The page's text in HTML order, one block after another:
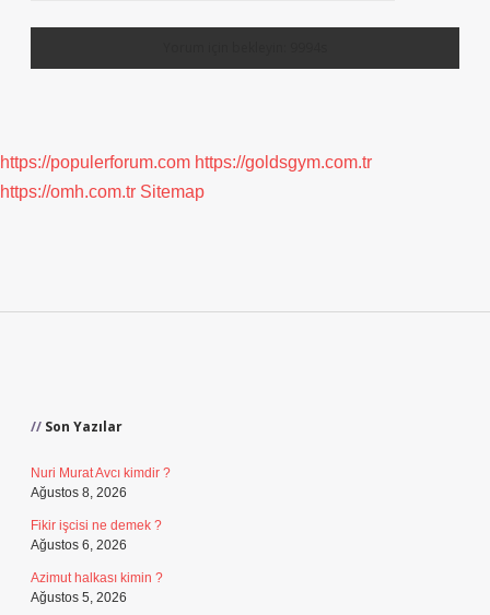
https://populerforum.com https://goldsgym.com.tr
https://omh.com.tr Sitemap
Son Yazılar
Nuri Murat Avcı kimdir ?
Ağustos 8, 2026
Fikir işcisi ne demek ?
Ağustos 6, 2026
Azimut halkası kimin ?
Ağustos 5, 2026